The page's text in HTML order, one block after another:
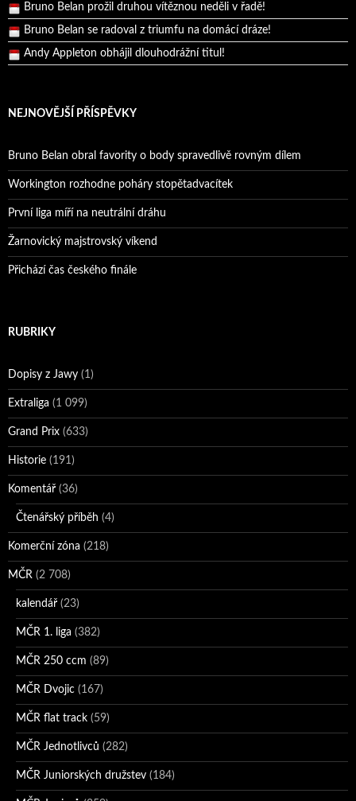
Bruno Belan se radoval z triumfu na domácí dráze!
Andy Appleton obhájil dlouhodrážní titul!
Reprezentační dvojice brala český titul!
NEJNOVĚJŠÍ PŘÍSPĚVKY
Bruno Belan obral favority o body spravedlivě rovným dílem
Workington rozhodne poháry stopětadvacítek
První liga míří na neutrální dráhu
Žarnovický majstrovský víkend
Přichází čas českého finále
RUBRIKY
Dopisy z Jawy (1)
Extraliga (1 099)
Grand Prix (633)
Historie (191)
Komentář (36)
Čtenářský příběh (4)
Komerční zóna (218)
MČR (2 708)
kalendář (23)
MČR 1. liga (382)
MČR 250 ccm (89)
MČR Dvojic (167)
MČR flat track (59)
MČR Jednotlivců (282)
MČR Juniorských družstev (184)